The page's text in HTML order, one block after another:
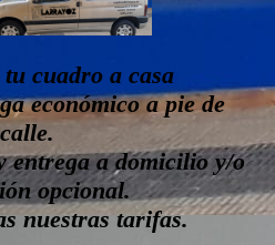
tu cuadro a casa
económico a pie de
calle.
entrega a domicilio y/o
opcional.
nuestras tarifas.